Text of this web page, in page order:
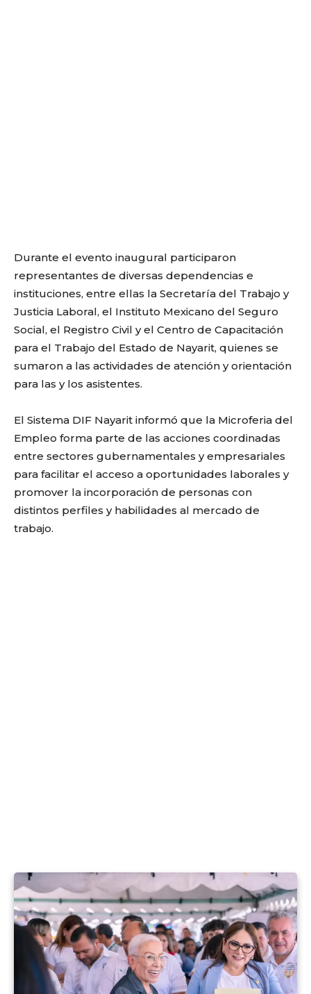
Durante el evento inaugural participaron
representantes de diversas dependencias e
instituciones, entre ellas la Secretaría del Trabajo y
Justicia Laboral, el Instituto Mexicano del Seguro
Social, el Registro Civil y el Centro de Capacitación
para el Trabajo del Estado de Nayarit, quienes se
sumaron a las actividades de atención y orientación
para las y los asistentes.
El Sistema DIF Nayarit informó que la Microferia del
Empleo forma parte de las acciones coordinadas
entre sectores gubernamentales y empresariales
para facilitar el acceso a oportunidades laborales y
promover la incorporación de personas con
distintos perfiles y habilidades al mercado de
trabajo.